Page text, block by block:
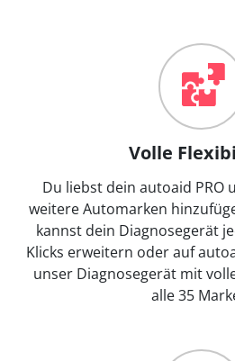
Volle
Du liebst dein autoaid PRO
weitere Automarken
kannst dein Diagnosegerät
Klicks erweitern oder auf
unser Diagnosegerät mit
alle 35